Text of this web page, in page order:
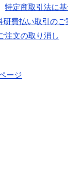
特定商取引法に
研費払い取引のご
注文の取り消し
ージ